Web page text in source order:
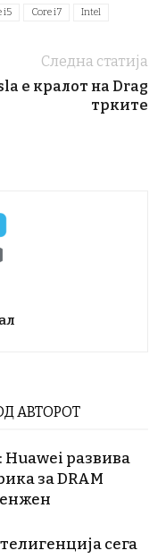
i5 Core i7 Intel
Следна статија
е кралот на Drag
трките
АВТОРОТ
развива
за DRAM
сега